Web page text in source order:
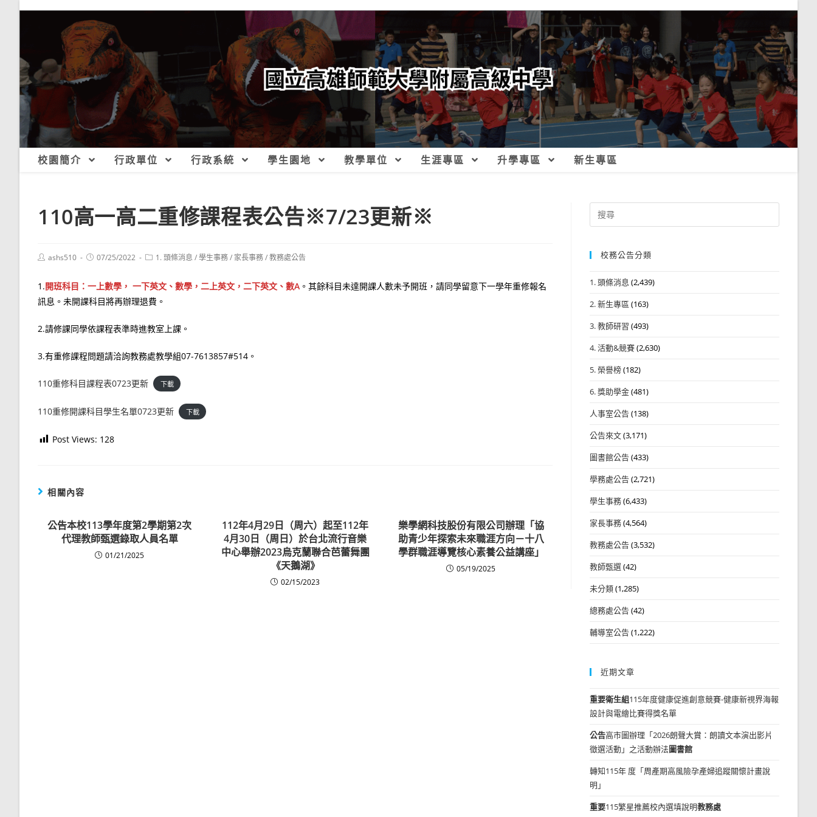
校園簡介 行政單位 行政系統 學生園地 教學單位 生涯專區 升學專區 新生專區
110高一高二重修課程表公告※7/23更新※
Postashs510
Post07/25/2022
Post1. 頭條消息 /學生事務/ 家長事務/教務處公告
1.開班科目：一上數學， 一下英文、數學，二上英文，二下英文、數A 。其餘科目未達開課人數未予開班，請同學留意下一學年重修報名
訊息。未開課科目將再辦理退費。
2.請修課同學依課程表準時進教室上課。
3.有重修課程問題請洽詢教務處教學組07-7613857#514。
110重修科目課程表0723更新 下載
110重修開課科目學生名單0723更新 下載
Post Views: 128
相關內容
公告本校113學年度第2學期第2次
代理教師甄選錄取人員名單
01/21/2025
112年4月29日（周六）起至112年
4月30日（周日）於台北流行音樂
中心舉辦2023烏克蘭聯合芭蕾舞團
《天鵝湖》
02/15/2023
樂學網科技股份有限公司辦理「協
助青少年探索未來職涯方向－十八
學群職涯導覽核心素養公益講座」
05/19/2025
Search
for:
校務公告分類
1. 頭條消息 (2,439)
2. 新生專區 (163)
3. 教師研習 (493)
4. 活動&競賽(2,630)
5. 榮譽榜(182)
6. 獎助學金(481)
人事室公告(138)
公告來文(3,171)
圖書館公告(433)
學務處公告(2,721)
學生事務(6,433)
家長事務(4,564)
教務處公告(3,532)
教師甄選(42)
未分類(1,285)
總務處公告(42)
輔導室公告(1,222)
近期文章
重要衛生組115年度健康促進創意競賽-健康新視界海報
設計與電繪比賽得獎名單
公告高市圖辦理「2026朗聲大賞：朗讀文本演出影片
徵選活動」之活動辦法圖書館
轉知115年 度「周產期高風險孕產婦追蹤關懷計畫說
明」
重要115繁星推薦校內選填說明教務處